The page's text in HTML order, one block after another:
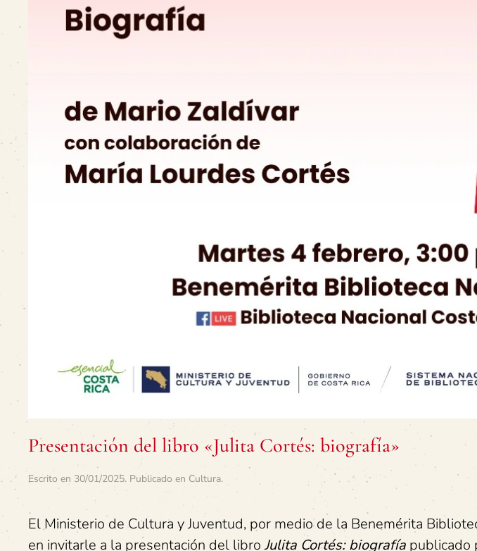
Presentación del libro «Julita Cortés: biografía»
Escrito en 30/01/2025. Publicado en Cultura.
El Ministerio de Cultura y Juventud, por medio de la Benemérita
en invitarle a la presentación del libro Julita Cortés: biografía publicado